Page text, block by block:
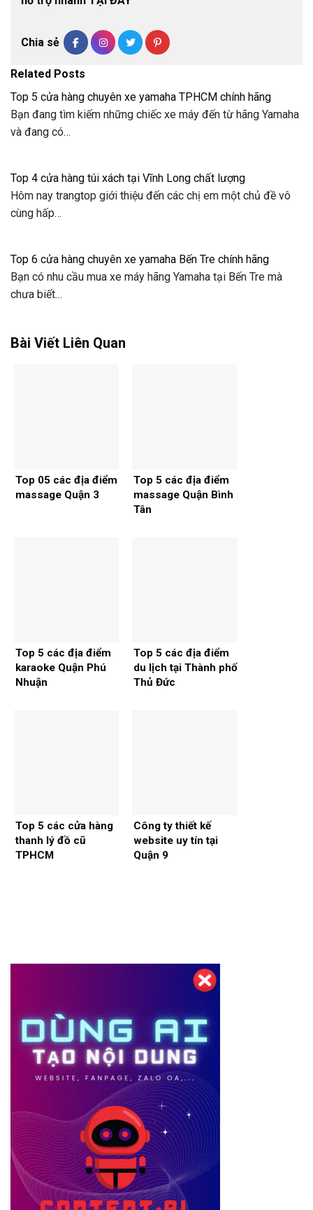
Chia sẻ
Related Posts
Top 5 cửa hàng chuyên xe yamaha TPHCM chính hãng
Bạn đang tìm kiếm những chiếc xe máy đến từ hãng Yamaha
và đang có…
Top 4 cửa hàng túi xách tại Vĩnh Long chất lượng
Hôm nay trangtop giới thiệu đến các chị em một chủ đề vô
cùng hấp…
Top 6 cửa hàng chuyên xe yamaha Bến Tre chính hãng
Bạn có nhu cầu mua xe máy hãng Yamaha tại Bến Tre mà
chưa biết…
Bài Viết Liên Quan
Top 05 các địa điểm
massage Quận 3
Top 5 các địa điểm
massage Quận Bình
Tân
Top 5 các địa điểm
karaoke Quận Phú
Nhuận
Top 5 các địa điểm
du lịch tại Thành phố
Thủ Đức
Top 5 các cửa hàng
thanh lý đồ cũ
TPHCM
Công ty thiết kế
website uy tín tại
Quận 9